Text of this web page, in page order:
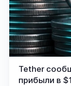
Tether
прибыли в